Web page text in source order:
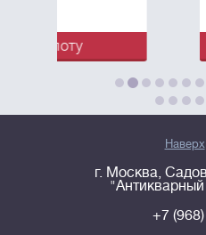
Наверх
г. Москва,
+7